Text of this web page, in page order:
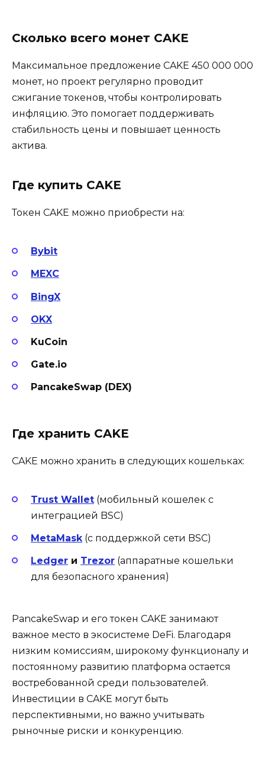
Сколько всего монет CAKE
Максимальное предложение CAKE 450 000 000
монет, но проект регулярно проводит
сжигание токенов, чтобы контролировать
инфляцию. Это помогает поддерживать
стабильность цены и повышает ценность
актива.
Где купить CAKE
Токен CAKE можно приобрести на:
Bybit
MEXC
BingX
OKX
KuCoin
Gate.io
PancakeSwap (DEX)
Где хранить CAKE
CAKE можно хранить в следующих кошельках:
Trust Wallet (мобильный кошелек с
интеграцией BSC)
MetaMask(с поддержкой сети BSC)
Ledger и Trezor (аппаратные кошельки
для безопасного хранения)
PancakeSwap и его токен CAKE занимают
важное место в экосистеме DeFi. Благодаря
низким комиссиям, широкому функционалу и
постоянному развитию платформа остается
востребованной среди пользователей.
Инвестиции в CAKE могут быть
перспективными, но важно учитывать
рыночные риски и конкуренцию.